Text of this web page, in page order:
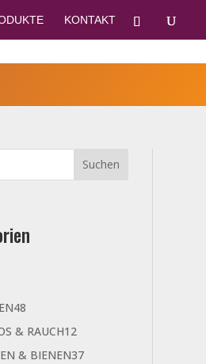
KONTAKT
48
Produkte
& RAUCH1212
Produkte
& BIENEN3737